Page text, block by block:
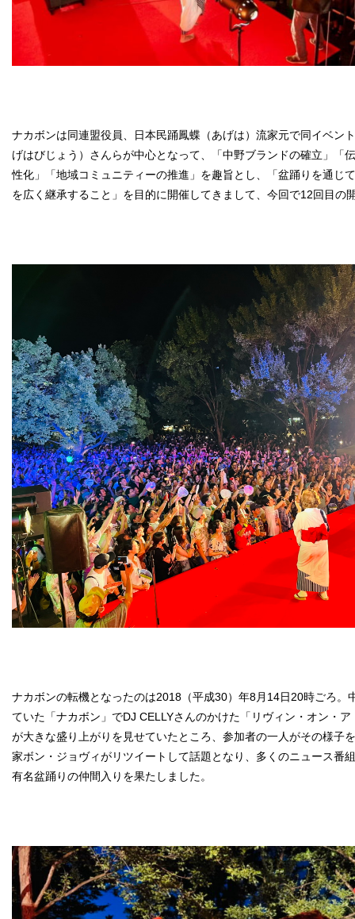
ナカボンは同連盟役員、日本民踊鳳蝶（あげは）流家元で同イベン
げはびじょう）さんらが中心となって、「中野ブランドの確立」「
性化」「地域コミュニティーの推進」を趣旨とし、「盆踊りを通じ
を広く継承すること」を目的に開催してきまして、今回で12回目の
ナカボンの転機となったのは2018（平成30）年8月14日20時ごろ。
ていた「ナカボン」でDJ CELLYさんのかけた「リヴィン・オン・
が大きな盛り上がりを見せていたところ、参加者の一人がその様子
家ボン・ジョヴィがリツイートして話題となり、多くのニュース番
有名盆踊りの仲間入りを果たしました。